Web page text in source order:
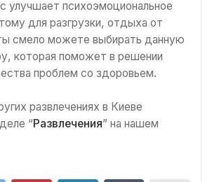
улучшает психоэмоциональное
для разгрузки, отдыха от
смело можете выбирать данную
которая поможет в решении
проблем со здоровьем.
развлечениях в Киеве
“Развлечения” на нашем